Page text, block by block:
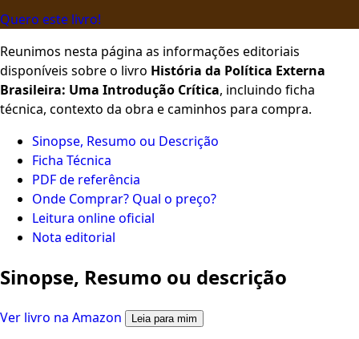
Quero este livro!
Reunimos nesta página as informações editoriais
disponíveis sobre o livro História da Política Externa
Brasileira: Uma Introdução Crítica, incluindo ficha
técnica, contexto da obra e caminhos para compra.
Sinopse, Resumo ou Descrição
Ficha Técnica
PDF de referência
Onde Comprar? Qual o preço?
Leitura online oficial
Nota editorial
Sinopse, Resumo ou descrição
Ver livro na Amazon Leia para mim